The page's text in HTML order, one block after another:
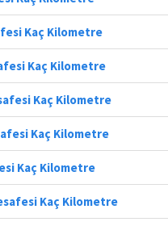
Kaç Kilometre
Kaç Kilometre
Kaç Kilometre
Kaç Kilometre
Kaç Kilometre
Kaç Kilometre